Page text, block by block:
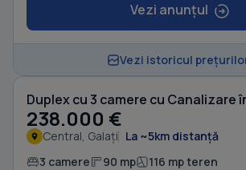
Vezi anunțul
Vezi istoricul
Duplex cu 3 camere cu Canalizare
238.000 €
Central, Galați La ~5km distanță
3 camere 90 mp 116 mp teren